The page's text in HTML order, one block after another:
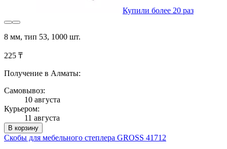
Купили более 20 раз
8 мм, тип 53, 1000 шт.
225 ₸
Получение в Алматы:
Самовывоз:
10 августа
Курьером:
11 августа
В корзину
Скобы для мебельного степлера GROSS 41712